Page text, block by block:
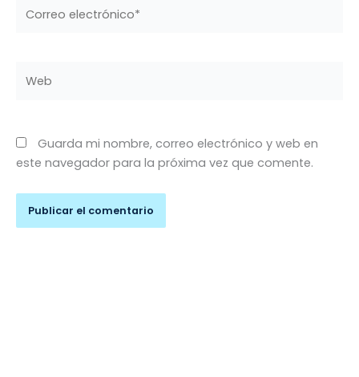
electrónico*
Guarda mi nombre, correo electrónico y web en
este navegador para la próxima vez que comente.